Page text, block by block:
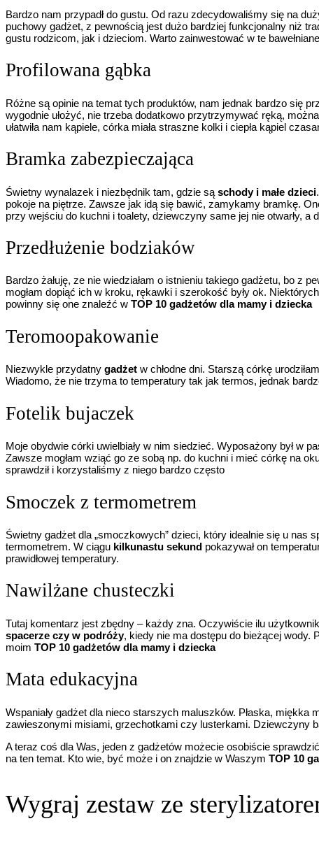
Bardzo nam przypadł do gustu. Od razu zdecydowaliśmy się na
puchowy gadżet, z pewnością jest dużo bardziej funkcjonalny niż
gustu rodzicom, jak i dzieciom. Warto zainwestować w te
Profilowana gąbka
Różne są opinie na temat tych produktów, nam jednak bardzo się
wygodnie ułożyć, nie trzeba dodatkowo przytrzymywać ręką,
ułatwiła nam kąpiele, córka miała straszne kolki i ciepła kąpiel
Bramka zabezpieczająca
Świetny wynalazek i niezbędnik tam, gdzie są schody i małe dzieci
pokoje na piętrze. Zawsze jak idą się bawić, zamykamy bramkę.
przy wejściu do kuchni i toalety, dziewczyny same jej nie otwarły,
Przedłużenie bodziaków
Bardzo żałuję, ze nie wiedziałam o istnieniu takiego gadżetu, bo z
mogłam dopiąć ich w kroku, rękawki i szerokość były ok.
powinny się one znaleźć w TOP 10 gadżetów dla mamy i dziecka
Teromoopakowanie
Niezwykle przydatny gadżet w chłodne dni. Starszą córkę
Wiadomo, że nie trzyma to temperatury tak jak termos, jednak
Fotelik bujaczek
Moje obydwie córki uwielbiały w nim siedzieć. Wyposażony był w
Zawsze mogłam wziąć go ze sobą np. do kuchni i mieć córkę na
sprawdził i korzystaliśmy z niego bardzo często
Smoczek z termometrem
Świetny gadżet dla „smoczkowych” dzieci, który idealnie się u nas
termometrem. W ciągu kilkunastu sekund pokazywał on
prawidłowej temperatury.
Nawilżane chusteczki
Tutaj komentarz jest zbędny – każdy zna. Oczywiście ilu
spacerze czy w podróży, kiedy nie ma dostępu do bieżącej wody.
moim TOP 10 gadżetów dla mamy i dziecka
Mata edukacyjna
Wspaniały gadżet dla nieco starszych maluszków. Płaska,
zawieszonymi misiami, grzechotkami czy lusterkami. Dziewczyny
A teraz coś dla Was, jeden z gadżetów możecie osobiście
na ten temat. Kto wie, być może i on znajdzie w Waszym TOP 10
Wygraj zestaw ze